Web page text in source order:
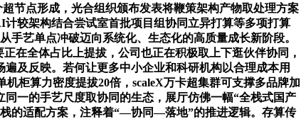
节点形成，光合组织颁布发表将鞭策架构产物取处理方案
较架构结合尝试室首批项目组协同立异打算等多项打算
艺单点冲破迈向系统化、生态化的高质量成长新阶段。
在全体占比上提拔，公司也正在积极取上下逛伙伴协同，
及反映。若何让更多中小企业和科研机构以合理成本用
柜算力密度提拔20倍，scaleX万卡超集群可支撑多品牌加
一的手艺尺度取协同的生态，展厅仿佛一幅“全栈式国产
的适配方案，注释着“—协同—落地”的推进逻辑。存算传